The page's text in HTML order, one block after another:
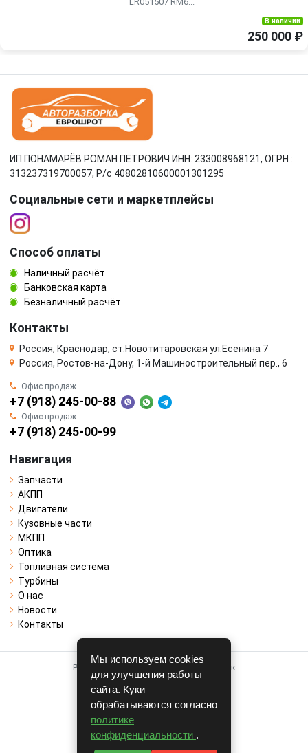
В наличии
250 000 ₽
ИП ПОНАМАРЁВ РОМАН ПЕТРОВИЧ ИНН: 233008968121, ОГРН :
313237319700057, Р/c 40802810600001301295
Социальные сети и маркетплейсы
Способ оплаты
Наличный расчёт
Банковская карта
Безналичный расчёт
Контакты
Россия, Краснодар, ст.Новотитаровская ул.Есенина 7
Россия, Ростов-на-Дону, 1-й Машиностроительный пер., 6
Офис продаж
+7 (918) 245-00-88
Офис продаж
+7 (918) 245-00-99
Навигация
Запчасти
АКПП
Двигатели
Кузовные части
МКПП
Оптика
Топливная система
Турбины
О нас
Новости
Контакты
Работает на системе для авторазборок
CARRO.БИЗНЕС
Полная версия
© COPYRIGHT 2026 г.
v1.1.24
Мы используем cookies
для улучшения работы
сайта. Куки
обрабатываются согласно
политике
конфиденциальности .